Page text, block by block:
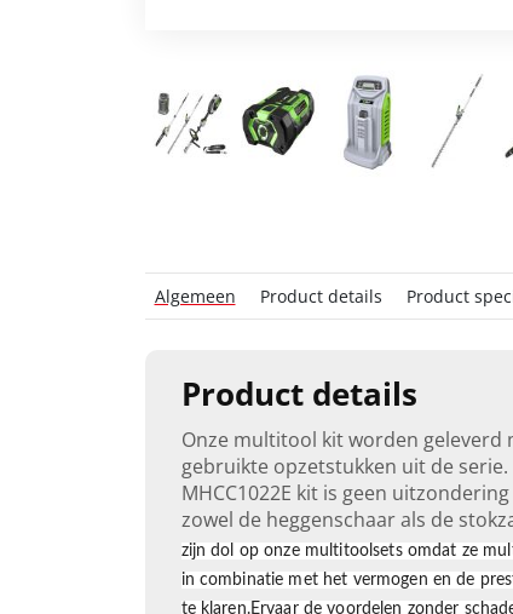
Product details
Onze multitool kit worden geleverd
gebruikte opzetstukken uit de serie.
MHCC1022E kit is geen
zowel de heggenschaar als de
zijn dol op onze multitoolsets omdat ze
in combinatie met het vermogen en de
te klaren.Ervaar de voordelen zonder
Algemeen Product details Product